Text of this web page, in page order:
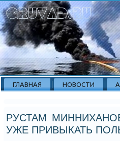
ГЛАВНАЯ НОВОСТИ
РУСТАМ
УЖЕ ПРИВЫКАТЬ